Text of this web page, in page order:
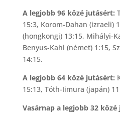
A legjobb 96 közé jutásért:
15:3, Korom-Dahan (izraeli)
(hongkongi) 13:15, Mihályi-
Benyus-Kahl (német) 1:15,
14:15.
A legjobb 64 közé jutásért:
15:13, Tóth-Iimura (japán)
Vasárnap a legjobb 32